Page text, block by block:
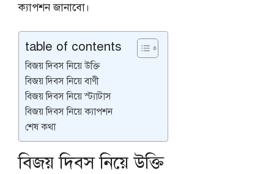
ক্যাপশন জানাবো।
table of contents
বিজয় দিবস নিয়ে উক্তি
বিজয় দিবস নিয়ে বাণী
বিজয় দিবস নিয়ে স্ট্যাটাস
বিজয় দিবস নিয়ে ক্যাপশন
শেষ কথা
বিজয় দিবস নিয়ে উক্তি